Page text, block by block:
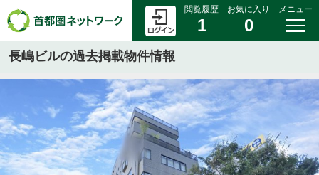
閲覧履歴
1
お気に入り
0
メニュー
長嶋ビルの過去掲載物件情報